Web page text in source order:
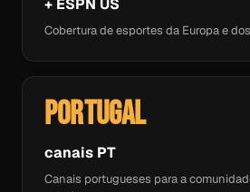
+ ESPN US
Cobertura de esportes da Europa e
Portugal
canais PT
Canais portugueses para a